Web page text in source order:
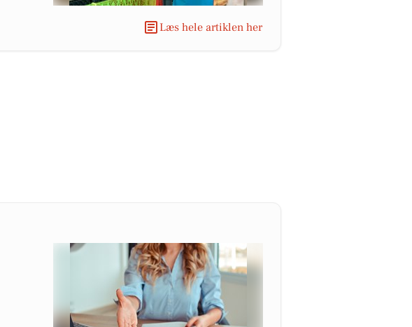
Læs hele artiklen her